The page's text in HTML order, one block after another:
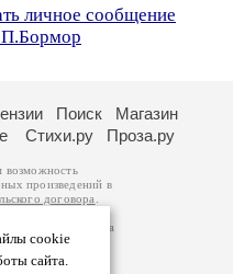
личное сообщение
П.Бормор
cookie
сайта.
Поиск
Магазин
Стихи.ру Проза.ру
возможность
произведений в
договора
авторам
возможна
вы можете
за
на